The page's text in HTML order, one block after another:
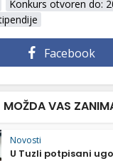
Konkurs otvoren do:
Facebook
MOŽDA VAS
Novosti
U Tuzli potpisani